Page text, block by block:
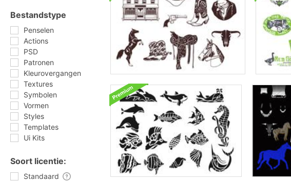
Bestandstype
Penselen
Actions
PSD
Patronen
Kleurovergangen
Textures
Symbolen
Vormen
Styles
Templates
Ui Kits
Soort licentie:
Standaard